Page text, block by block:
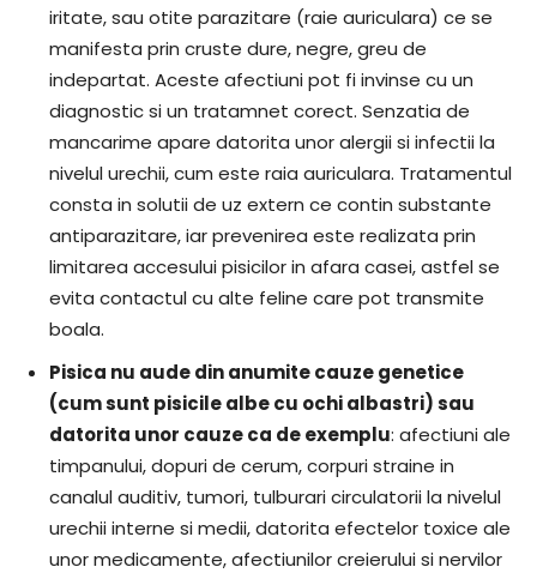
iritate, sau otite parazitare (raie auriculara) ce se
manifesta prin cruste dure, negre, greu de
indepartat. Aceste afectiuni pot fi invinse cu un
diagnostic si un tratamnet corect. Senzatia de
mancarime apare datorita unor alergii si infectii la
nivelul urechii, cum este raia auriculara. Tratamentul
consta in solutii de uz extern ce contin substante
antiparazitare, iar prevenirea este realizata prin
limitarea accesului pisicilor in afara casei, astfel se
evita contactul cu alte feline care pot transmite
boala.
Pisica nu aude din anumite cauze genetice
(cum sunt pisicile albe cu ochi albastri) sau
datorita unor cauze ca de exemplu: afectiuni ale
timpanului, dopuri de cerum, corpuri straine in
canalul auditiv, tumori, tulburari circulatorii la nivelul
urechii interne si medii, datorita efectelor toxice ale
unor medicamente, afectiunilor creierului si nervilor